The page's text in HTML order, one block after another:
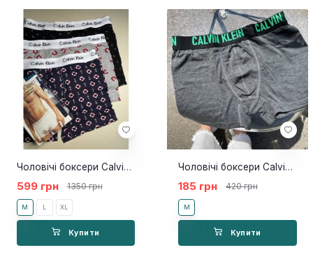
Чоловічі боксери Calvin Klein Fusion 3шт
599 грн 1350 грн
M L XL
Купити
Чоловічі боксери Calvin Klein X графіт
185 грн 420 грн
M
Купити